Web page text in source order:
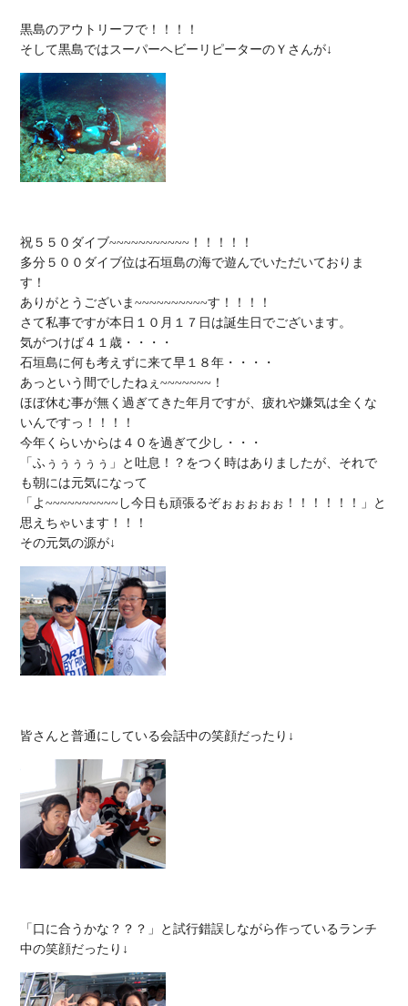
黒島のアウトリーフで！！！！
祝５５０ダイブ~~~~~~~~~~~！！！！！
多分５００ダイブ位は石垣島の海で遊んでいただいておりま
す！
ありがとうございま~~~~~~~~~~す！！！！
さて私事ですが本日１０月１７日は誕生日でございます。
気がつけば４１歳・・・・
石垣島に何も考えずに来て早１８年・・・・
あっという間でしたねぇ~~~~~~~！
ほぼ休む事が無く過ぎてきた年月ですが、疲れや嫌気は全くな
いんですっ！！！！
今年くらいからは４０を過ぎて少し・・・
「ふぅぅぅぅぅ」と吐息！？をつく時はありましたが、それで
も朝には元気になって
「よ~~~~~~~~~~し今日も頑張るぞぉぉぉぉぉ！！！！！！」と
思えちゃいます！！！
「口に合うかな？？？」と試行錯誤しながら作っているランチ